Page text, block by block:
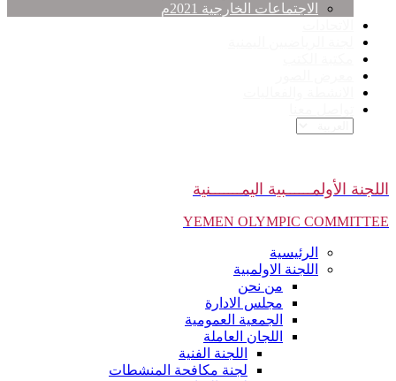
الاجتماعات الخارجية 2021م
اللجنة الأولمــــــبية اليمـــــــنية
YEMEN OLYMPIC COMMITTEE
الرئيسية
اللجنة الاولمبية
من نحن
مجلس الادارة
الجمعية العمومية
اللجان العاملة
اللجنة الفنية
لجنة مكافحة المنشطات